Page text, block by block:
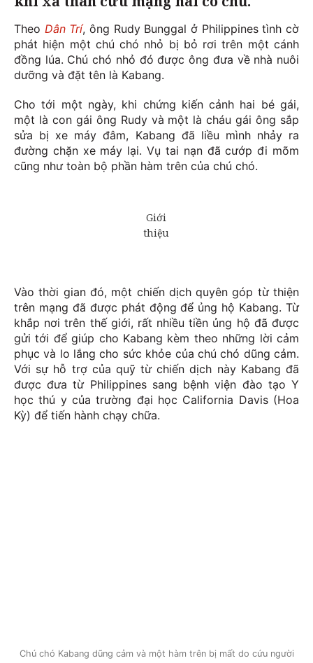
Theo Dân Trí, ông Rudy Bunggal ở Philippines tình cờ
phát hiện một chú chó nhỏ bị bỏ rơi trên một cánh
đồng lúa. Chú chó nhỏ đó được ông đưa về nhà nuôi
dưỡng và đặt tên là Kabang.
Cho tới một ngày, khi chứng kiến cảnh hai bé gái,
một là con gái ông Rudy và một là cháu gái ông sắp
sửa bị xe máy đâm, Kabang đã liều mình nhảy ra
đường chặn xe máy lại. Vụ tai nạn đã cướp đi mõm
cũng như toàn bộ phần hàm trên của chú chó.
Vào thời gian đó, một chiến dịch quyên góp từ thiện
trên mạng đã được phát động để ủng hộ Kabang. Từ
khắp nơi trên thế giới, rất nhiều tiền ủng hộ đã được
gửi tới để giúp cho Kabang kèm theo những lời cảm
phục và lo lắng cho sức khỏe của chú chó dũng cảm.
Với sự hỗ trợ của quỹ từ chiến dịch này Kabang đã
được đưa từ Philippines sang bệnh viện đào tạo Y
học thú y của trường đại học California Davis (Hoa
Kỳ) để tiến hành chạy chữa.
Chú chó Kabang dũng cảm và một hàm trên bị mất do cứu người